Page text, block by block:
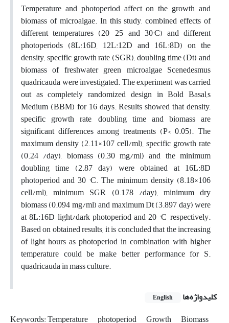
Temperature and photoperiod affect on the growth and
biomass of microalgae. In this study, combined effects of
different temperatures (20, 25 and 30°C) and different
photoperiods (8L:16D, 12L:12D and 16L:8D) on the
density, specific growth rate (SGR), doubling time (Dt) and
biomass of freshwater green microalgae Scenedesmus
quadricauda were investigated. The experiment was carried
out as completely randomized design in Bold Basal,s
Medium (BBM) for 16 days. Results showed that density,
specific growth rate, doubling time and biomass are
significant differences among treatments (P< 0.05). The
maximum density (2.11×107 cell/ml), specific growth rate
(0.24 /day), biomass (0.30 mg/ml) and the minimum
doubling time (2.87 day) were obtained at 16L:8D
photoperiod and 30 °C. The minimum density (8.18×106
cell/ml), minimum SGR (0.178 /day), minimum dry
biomass (0.094 mg/ml) and maximum Dt (3.897 day) were
at 8L:16D light/dark photoperiod and 20 °C, respectively.
Based on obtained results, it is concluded that the increasing
of light hours as photoperiod in combination with higher
temperature could be make better performance for S.
quadricauda in mass culture.
کلیدواژه‌ها
English
Keywords: Temperature photoperiod Growth
Biomass